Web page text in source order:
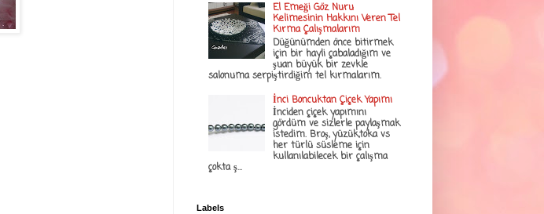
El Emeği Göz Nuru
Kelimesinin Hakkını Veren Tel
Kırma Çalışmalarım
Düğünümden önce bitirmek
için bir hayli çabaladığım ve
şuan büyük bir zevkle
salonuma serpiştirdiğim tel kırmalarım.
İnci Boncuktan Çiçek Yapımı
İnciden çiçek yapımını
gördüm ve sizlerle paylaşmak
istedim. Broş, yüzük,toka vs
her türlü süsleme için
kullanılabilecek bir çalışma
çokta ş...
Labels